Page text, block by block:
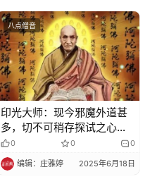
八点僧音
印光大师：现今邪魔外道甚
多，切不可稍存探试之心。
倘有此心，必被彼所诱
0 0 0
编辑：庄雅婷 2025年6月18日